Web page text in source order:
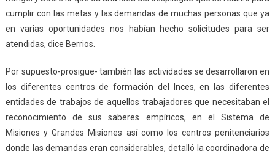
cumplir con las metas y las demandas de muchas personas que ya
en varias oportunidades nos habían hecho solicitudes para ser
atendidas, dice Berrios.
Por supuesto-prosigue- también las actividades se desarrollaron en
los diferentes centros de formación del Inces, en las diferentes
entidades de trabajos de aquellos trabajadores que necesitaban el
reconocimiento de sus saberes empíricos, en el Sistema de
Misiones y Grandes Misiones así como los centros penitenciarios
donde las demandas eran considerables, detalló la coordinadora de